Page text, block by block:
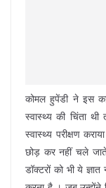
कोमल हुपेंडी ने इस
स्वास्थ्य की चिंता
स्वास्थ्य परीक्षण
छोड़ कर नहीं चले
डॉक्टरों को भी ये